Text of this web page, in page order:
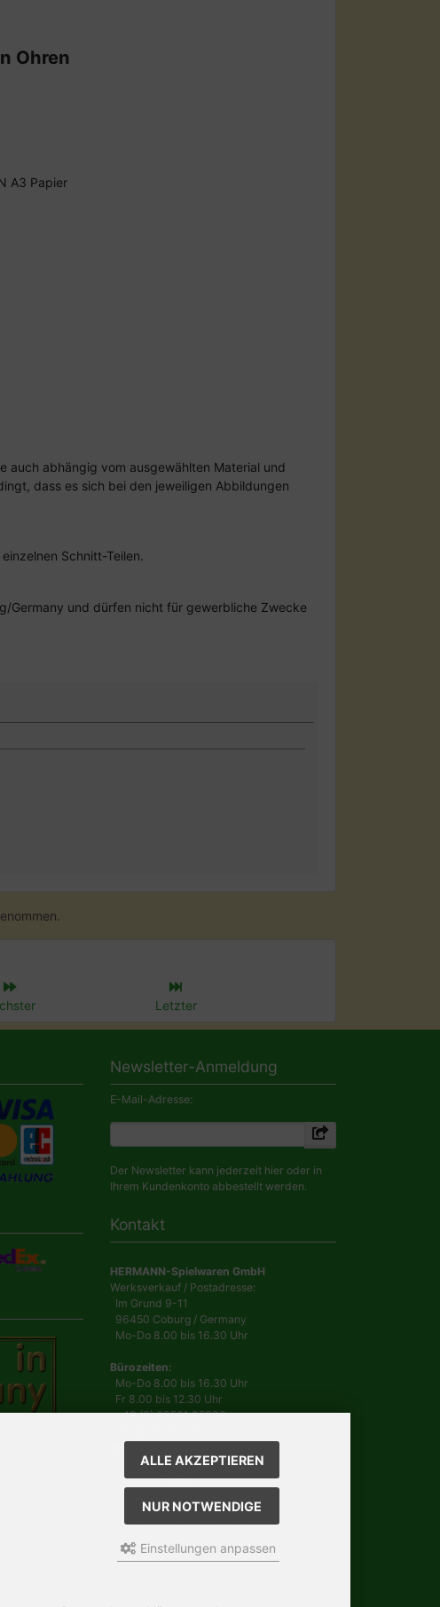
Ohren
A3 Papier
auch abhängig vom ausgewählten Material und
dass es sich bei den jeweiligen Abbildungen
Schnitt-Teilen.
Germany und dürfen nicht für gewerbliche Zwecke
Letzter
Newsletter-Anmeldung
E-Mail-Adresse:
Der Newsletter kann jederzeit hier oder in
Ihrem Kundenkonto abbestellt werden.
Kontakt
HERMANN-Spielwaren GmbH
Werksverkauf / Postadresse:
Im Grund 9-11
96450 Coburg / Germany
Mo-Do 8.00 bis 16.30 Uhr
Bürozeiten:
Mo-Do 8.00 bis 16.30 Uhr
Fr 8.00 bis 12.30 Uhr
+49 (0) 09561 85900
Geschäftsführer
Dr. Ursula Hermann,
Martin Hermann
HRB 561
USt.-IdNr. DE 132 460 063
ALLE AKZEPTIEREN
NUR NOTWENDIGE
Einstellungen anpassen